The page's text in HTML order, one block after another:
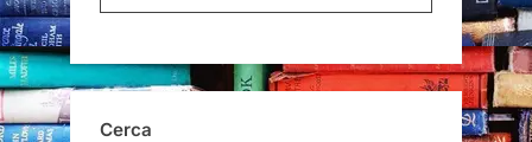
Cerca